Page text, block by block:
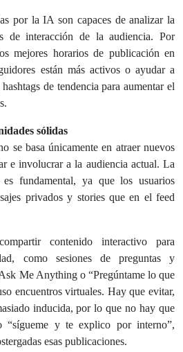
por la IA son capaces de analizar la
de interacción de la audiencia. Por
mejores horarios de publicación en
están más activos o ayudar a
de tendencia para aumentar el
sólidas
se basa únicamente en atraer nuevos
e involucrar a la audiencia actual. La
es fundamental, ya que los usuarios
privados y stories que en el feed
contenido interactivo para
como sesiones de preguntas y
Me Anything o “Pregúntame lo que
encuentros virtuales. Hay que evitar,
inducida, por lo que no hay que
“sígueme y te explico por interno”,
esas publicaciones.